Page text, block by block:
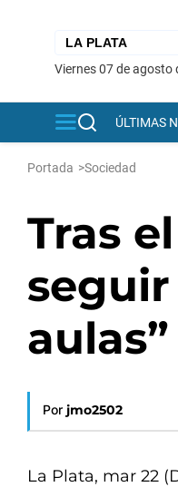
viernes 07 de agosto
ÚLTIMAS
Portada >Sociedad
Tras
aulas”
Por jmo2502
La Plata, mar 22